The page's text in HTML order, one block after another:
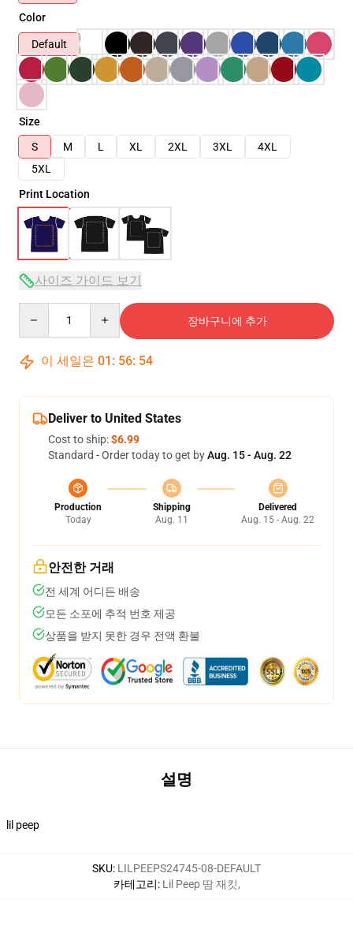
Color
Default
Size
S
M L XL 2XL 3XL
4XL
5XL
Print Location
사이즈 가이드 보기
장바구니에 추가
이 세일은 01 : 56: 53
Deliver to United States
Cost to ship:$6.99
Standard - Order today to get byAug. 15 - Aug. 22
Production
Today
Shipping
Aug. 11
Delivered
Aug. 15 - Aug. 22
안전한 거래
전 세계 어디든 배송
모든 소포에 추적 번호 제공
상품을 받지 못한 경우 전액 환불
설명
lil peep
SKU: LILPEEPS24745-08-DEFAULT
카테고리: Lil Peep 땀 재킷,